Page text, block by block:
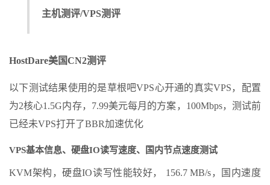
主机测评/VPS测评
HostDare美国CN2测评
以下测试结果使用的是草根吧VPS心开通的真实VPS，配置
为2核心1.5G内存，7.99美元每月的方案，100Mbps，测试前
已经未VPS打开了BBR加速优化
VPS基本信息、硬盘IO读写速度、国内节点速度测试
KVM架构，硬盘IO读写性能较好， 156.7 MB/s，国内速度